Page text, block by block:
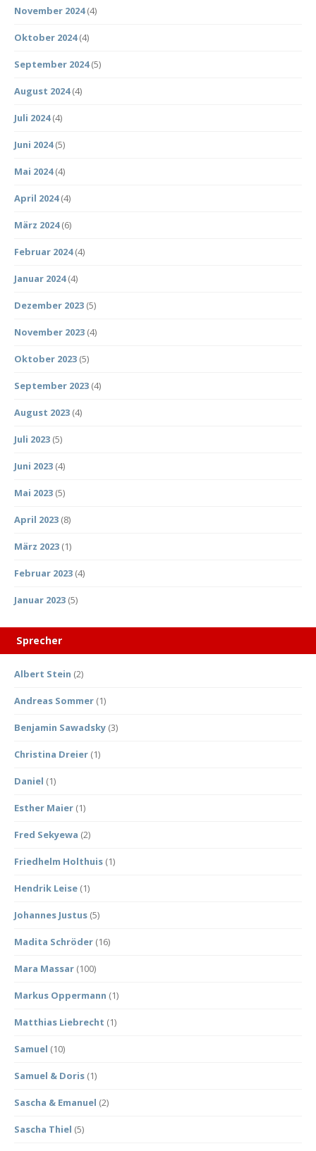
November 2024(4)
Oktober 2024(4)
September 2024(5)
August 2024(4)
Juli 2024(4)
Juni 2024(5)
Mai 2024(4)
April 2024(4)
März 2024(6)
Februar 2024(4)
Januar 2024(4)
Dezember 2023 (5)
November 2023 (4)
Oktober 2023 (5)
September 2023 (4)
August 2023 (4)
Juli 2023 (5)
Juni 2023 (4)
Mai 2023 (5)
April 2023 (8)
März 2023 (1)
Februar 2023 (4)
Januar 2023 (5)
Sprecher
Albert Stein (2)
Andreas Sommer (1)
Benjamin Sawadsky (3)
Christina Dreier (1)
Daniel (1)
Esther Maier (1)
Fred Sekyewa (2)
Friedhelm Holthuis (1)
Hendrik Leise (1)
Johannes Justus (5)
Madita Schröder (16)
Mara Massar (100)
Markus Oppermann (1)
Matthias Liebrecht (1)
Samuel (10)
Samuel & Doris (1)
Sascha & Emanuel (2)
Sascha Thiel (5)